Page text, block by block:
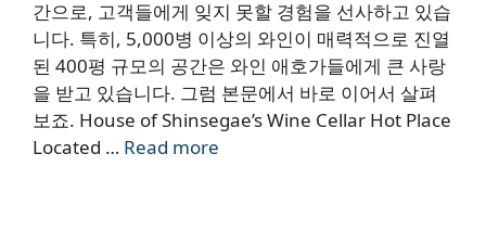
간으로, 고객들에게 잊지 못할 경험을 선사하고 있습
니다. 특히, 5,000병 이상의 와인이 매력적으로 진열
된 400평 규모의 공간은 와인 애호가들에게 큰 사랑
을 받고 있습니다. 그럼 본문에서 바로 이어서 살펴
보죠. House of Shinsegae’s Wine Cellar Hot Place
Located … Read more